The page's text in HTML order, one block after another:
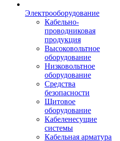
Электрооборудование
Кабельно-
проводниковая
продукция
Высоковольтное
оборудование
Низковольтное
оборудование
Средства
безопасности
Щитовое
оборудование
Кабеленесущие
системы
Кабельная арматура